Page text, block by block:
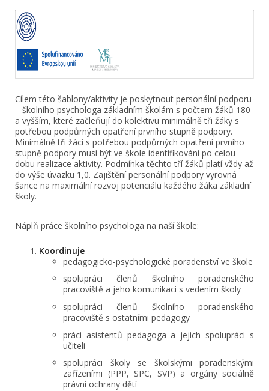
Cílem této šablony/aktivity je poskytnout personální podporu
– školního psychologa základním školám s počtem žáků 180
a vyšším, které začleňují do kolektivu minimálně tři žáky s
potřebou podpůrných opatření prvního stupně podpory.
Minimálně tři žáci s potřebou podpůrných opatření prvního
stupně podpory musí být ve škole identifikováni po celou
dobu realizace aktivity. Podmínka těchto tří žáků platí vždy až
do výše úvazku 1,0. Zajištění personální podpory vyrovná
šance na maximální rozvoj potenciálu každého žáka základní
školy.
Náplň práce školního psychologa na naší škole:
Koordinuje
pedagogicko-psychologické poradenství ve škole
spolupráci členů školního poradenského
pracoviště a jeho komunikaci s vedením školy
spolupráci členů školního poradenského
pracoviště s ostatními pedagogy
práci asistentů pedagoga a jejich spolupráci s
učiteli
spolupráci školy se školskými poradenskými
zařízeními (PPP, SPC, SVP) a orgány sociálně
právní ochrany dětí